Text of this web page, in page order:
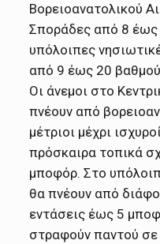
Βορειοανατολικού
Σποράδες από 8 έως
υπόλοιπες
από 9 έως 20
Οι άνεμοι στο
πνέουν από
μέτριοι μέχρι
πρόσκαιρα τοπικά
μποφόρ. Στο
θα πνέουν από
εντάσεις έως 5
στραφούν παντού σε